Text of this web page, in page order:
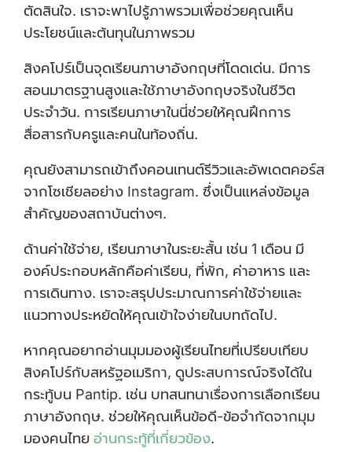
ตัดสินใจ. เราจะพาไปรู้ภาพรวมเพื่อช่วยคุณเห็น
ประโยชน์และต้นทุนในภาพรวม
สิงคโปร์เป็นจุดเรียนภาษาอังกฤษที่โดดเด่น. มีการ
สอนมาตรฐานสูงและใช้ภาษาอังกฤษจริงในชีวิต
ประจำวัน. การเรียนภาษาในนี่ช่วยให้คุณฝึกการ
สื่อสารกับครูและคนในท้องถิ่น.
คุณยังสามารถเข้าถึงคอนเทนต์รีวิวและอัพเดตคอร์ส
จากโซเชียลอย่าง Instagram. ซึ่งเป็นแหล่งข้อมูล
สำคัญของสถาบันต่างๆ.
ด้านค่าใช้จ่าย, เรียนภาษาในระยะสั้น เช่น 1 เดือน มี
องค์ประกอบหลักคือค่าเรียน, ที่พัก, ค่าอาหาร และ
การเดินทาง. เราจะสรุปประมาณการค่าใช้จ่ายและ
แนวทางประหยัดให้คุณเข้าใจง่ายในบทถัดไป.
หากคุณอยากอ่านมุมมองผู้เรียนไทยที่เปรียบเทียบ
สิงคโปร์กับสหรัฐอเมริกา, ดูประสบการณ์จริงได้ใน
กระทู้บน Pantip. เช่น บทสนทนาเรื่องการเลือกเรียน
ภาษาอังกฤษ. ช่วยให้คุณเห็นข้อดี-ข้อจำกัดจากมุม
มองคนไทย อ่านกระทู้ที่เกี่ยวข้อง.